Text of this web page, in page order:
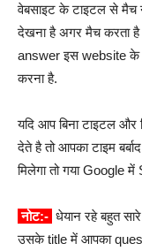
वेबसाइट के टाइटल से मैच
देखना है अगर मैच करता
answer इस website के
करना है.
यदि आप बिना टाइटल और
देते है तो आपका टाइम
मिलेगा तो गया Google
नोट:- धेयान रहे बहुत
उसके title में आपका